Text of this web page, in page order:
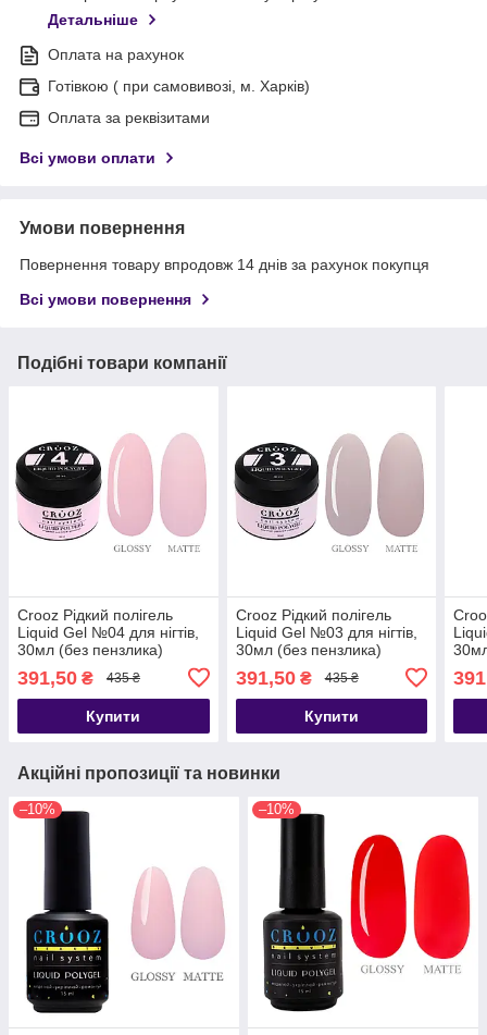
Детальніше
Оплата на рахунок
Готівкою ( при самовивозі, м. Харків)
Оплата за реквізитами
Всі умови оплати
Умови повернення
Повернення товару впродовж 14 днів за рахунок покупця
Всі умови повернення
Подібні товари компанії
Crooz Рідкий полігель
Liquid Gel №04 для нігтів,
30мл (без пензлика)
391,50 ₴ 435 ₴
Купити
Crooz Рідкий полігель
Liquid Gel №03 для нігтів,
30мл (без пензлика)
391,50₴ 435 ₴
Купити
Акційні пропозиції та новинки
–10% –10%